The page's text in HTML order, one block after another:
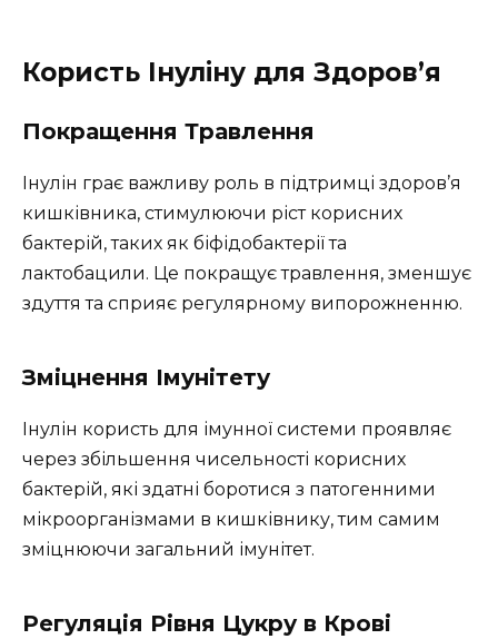
Користь Інуліну для Здоров’я
Покращення Травлення
Інулін грає важливу роль в підтримці здоров’я
кишківника, стимулюючи ріст корисних
бактерій, таких як біфідобактерії та
лактобацили. Це покращує травлення, зменшує
здуття та сприяє регулярному випорожненню.
Зміцнення Імунітету
Інулін користь для імунної системи проявляє
через збільшення чисельності корисних
бактерій, які здатні боротися з патогенними
мікроорганізмами в кишківнику, тим самим
зміцнюючи загальний імунітет.
Регуляція Рівня Цукру в Крові